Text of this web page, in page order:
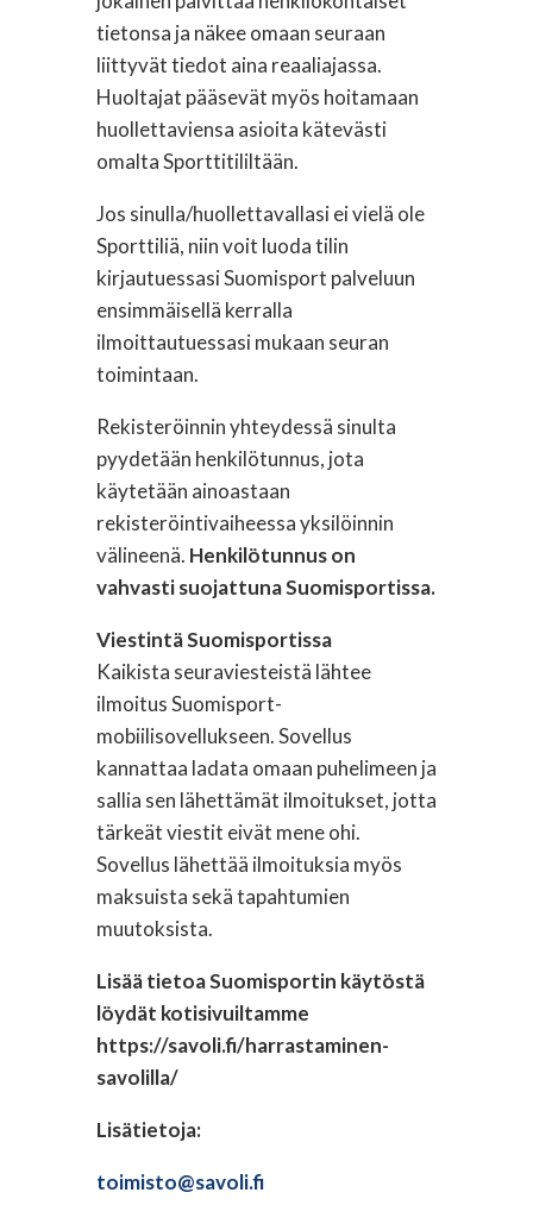
tietonsa ja näkee omaan seuraan
liittyvät tiedot aina reaaliajassa.
Huoltajat pääsevät myös hoitamaan
huollettaviensa asioita kätevästi
omalta Sporttitililtään.
Jos sinulla/huollettavallasi ei vielä ole
Sporttiliä, niin voit luoda tilin
kirjautuessasi Suomisport palveluun
ensimmäisellä kerralla
ilmoittautuessasi mukaan seuran
toimintaan.
Rekisteröinnin yhteydessä sinulta
pyydetään henkilötunnus, jota
käytetään ainoastaan
rekisteröintivaiheessa yksilöinnin
välineenä. Henkilötunnus on
vahvasti suojattuna Suomisportissa.
Viestintä Suomisportissa
Kaikista seuraviesteistä lähtee
ilmoitus Suomisport-
mobiilisovellukseen. Sovellus
kannattaa ladata omaan puhelimeen ja
sallia sen lähettämät ilmoitukset, jotta
tärkeät viestit eivät mene ohi.
Sovellus lähettää ilmoituksia myös
maksuista sekä tapahtumien
muutoksista.
Lisää tietoa Suomisportin käytöstä
löydät kotisivuiltamme
https://savoli.fi/harrastaminen-
savolilla/
Lisätietoja:
toimisto@savoli.fi